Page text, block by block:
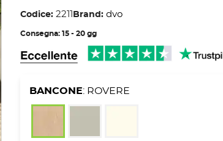
Codice: 2211 Brand: dvo
Consegna: 15 - 20 gg
BANCONE: ROVERE